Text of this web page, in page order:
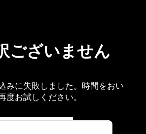
ございません
みに失敗しました。時間をおい
度お試しください。